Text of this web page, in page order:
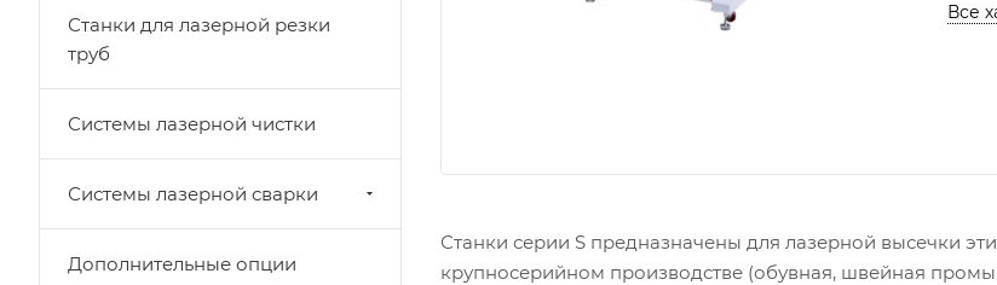
Все
Станки серии S предназначены для лазерной высечки
крупносерийном производстве (обувная, швейная
Станки для лазерной резки
труб
Системы лазерной чистки
Системы лазерной сварки
Дополнительные опции